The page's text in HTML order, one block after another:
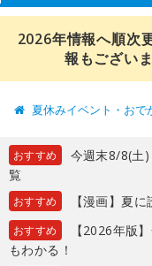
2026年情報へ順次
報もござい
夏休みイベント・おで
おすすめ
今週末8/8(土
覧
おすすめ 【漫画】夏
おすすめ
【2026年版
もわかる！